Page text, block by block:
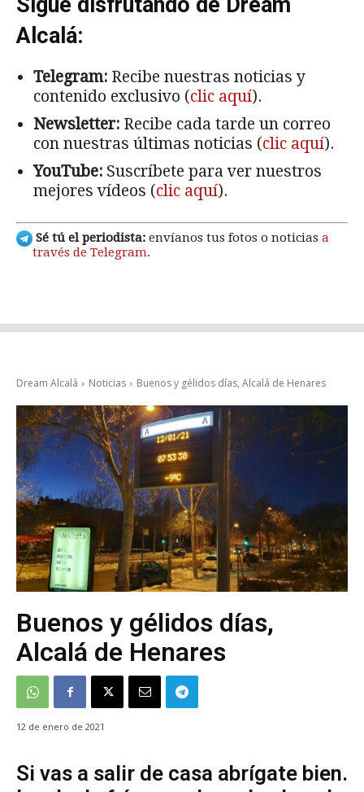
Sigue disfrutando de Dream
Alcalá:
Telegram: Recibe nuestras noticias y
contenido exclusivo (clic aquí).
Newsletter: Recibe cada tarde un correo
con nuestras últimas noticias (clic aquí).
YouTube: Suscríbete para ver nuestros
mejores vídeos (clic aquí).
Sé tú el periodista: envíanos tus fotos o noticias a
través de Telegram.